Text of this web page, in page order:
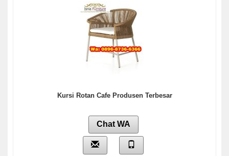
Kursi Rotan Cafe Produsen Terbesar
Chat WA